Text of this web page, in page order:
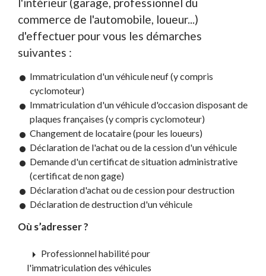
l'intérieur (garage, professionnel du
commerce de l'automobile, loueur...)
d'effectuer pour vous les démarches
suivantes :
Immatriculation d'un véhicule neuf (y compris
cyclomoteur)
Immatriculation d'un véhicule d'occasion disposant de
plaques françaises (y compris cyclomoteur)
Changement de locataire (pour les loueurs)
Déclaration de l'achat ou de la cession d'un véhicule
Demande d'un certificat de situation administrative
(certificat de non gage)
Déclaration d'achat ou de cession pour destruction
Déclaration de destruction d'un véhicule
Où s’adresser ?
arrow_right Professionnel habilité pour
l'immatriculation des véhicules